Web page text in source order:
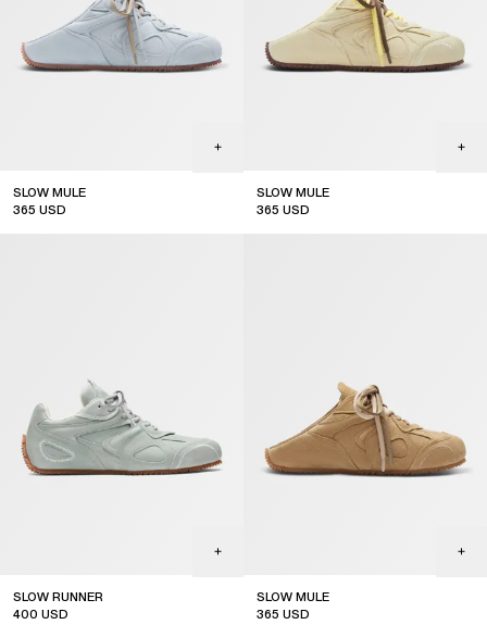
SLOW MULE
365 USD
SLOW MULE
365 USD
SLOW RUNNER
400 USD
SLOW MULE
365 USD